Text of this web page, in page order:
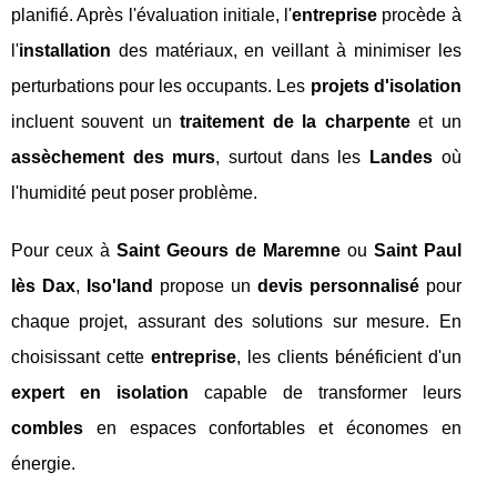
planifié. Après l'évaluation initiale, l'entreprise procède à
l'installation des matériaux, en veillant à minimiser les
perturbations pour les occupants. Les projets d'isolation
incluent souvent untraitement de la charpenteet un
assèchement des murs, surtout dans les Landesoù
l'humidité peut poser problème.
Pour ceux à Saint Geours de Maremneou Saint Paul
lès Dax, Iso'land propose un devis personnalisépour
chaque projet, assurant des solutions sur mesure. En
choisissant cette entreprise, les clients bénéficient d'un
expert en isolation capable de transformer leurs
combles en espaces confortables et économes en
énergie.